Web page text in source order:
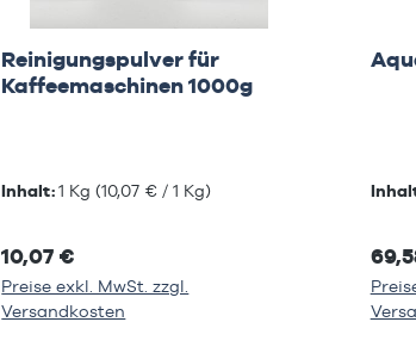
Reinigungspulver für
Kaffeemaschinen 1000g
Inhalt:1 Kg(10,07 € / 1 Kg)
10,07 €
Preise exkl. MwSt. zzgl.
Versandkosten